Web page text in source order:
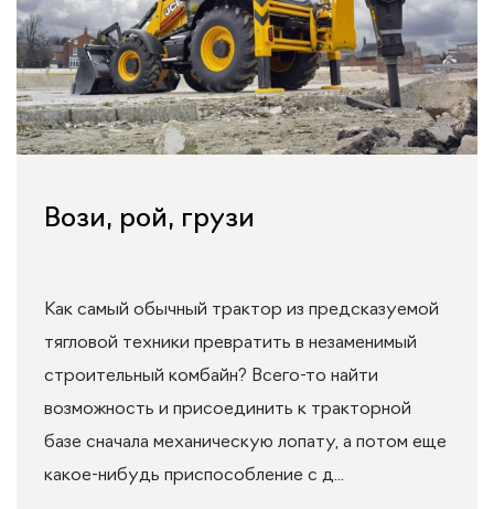
Вози, рой, грузи
Как самый обычный трактор из предсказуемой
тягловой техники превратить в незаменимый
строительный комбайн? Всего-то найти
возможность и присоединить к тракторной
базе сначала механическую лопату, а потом еще
какое-нибудь приспособление с д...